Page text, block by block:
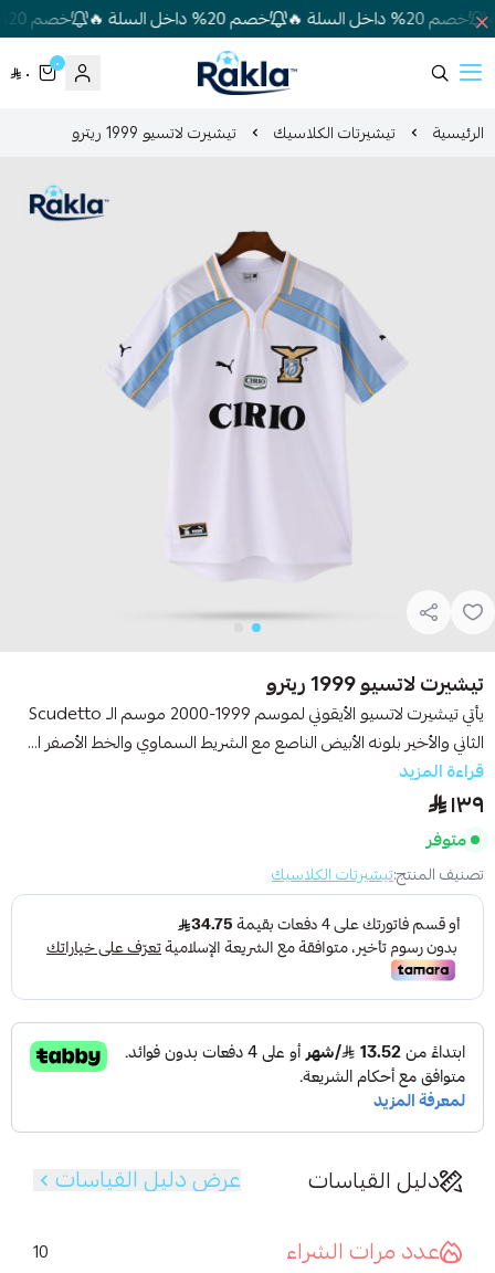
خصم 20% داخل السلة 🔥 خصم 20% داخل السلة 🔥 خصم 20% داخل السلة 🔥
Rakla
٠ ٠
الرئيسية تيشيرتات الكلاسيك تيشيرت لاتسيو 1999 ريترو
تيشيرت لاتسيو 1999 ريترو
يأتي تيشيرت لاتسيو الأيقوني لموسم 1999-2000 موسم الـ Scudetto
الثاني والأخير بلونه الأبيض الناصع مع الشريط السماوي والخط الأصفر ا...
قراءة المزيد
١٣٩
متوفر
تصنيف المنتج:تيشيرتات الكلاسيك
دليل القياسات
عرض دليل القياسات
عدد مرات الشراء
10